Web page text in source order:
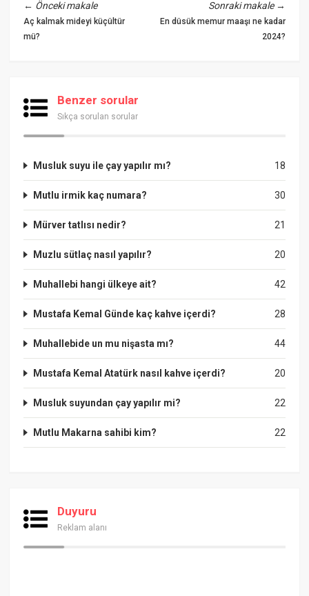
← Önceki makale
Aç kalmak mideyi küçültür
mü?
Sonraki makale→
En düsük memur maaşı ne kadar
2024?
Benzer sorular
Sıkça sorulan sorular
18
Musluk suyu ile çay yapılır mı?
30
Mutlu irmik kaç numara?
21
Mürver tatlısı nedir?
20
Muzlu sütlaç nasıl yapılır?
42
Muhallebi hangi ülkeye ait?
28
Mustafa Kemal Günde kaç kahve içerdi?
44
Muhallebide un mu nişasta mı?
20
Mustafa Kemal Atatürk nasıl kahve içerdi?
22
Musluk suyundan çay yapılır mi?
22
Mutlu Makarna sahibi kim?
Duyuru
Reklam alanı